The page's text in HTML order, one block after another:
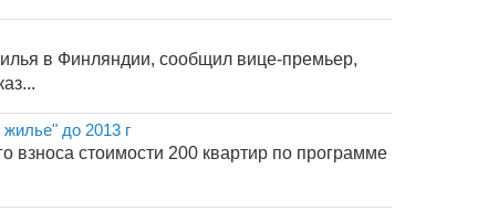
в Финляндии, сообщил вице-премьер,
до 2013 г
взноса стоимости 200 квартир по программе